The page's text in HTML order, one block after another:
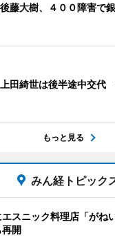
後藤大樹、４００障害で銀
上田綺世は後半途中交
もっと見る
みん経トピック
エスニック料理店「が
再開